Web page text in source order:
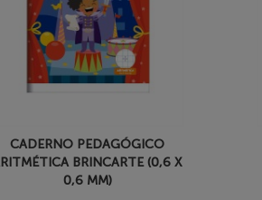
CADERNO PEDAGÓGICO
BRINCARTE (0,6 X
0,6 MM)